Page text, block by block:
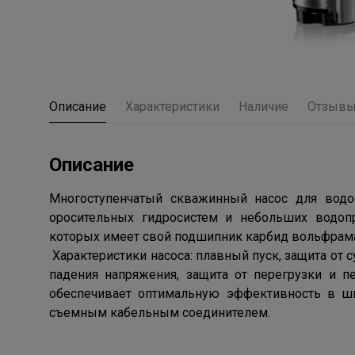
Описание Характеристики Наличие Отзывы
Описание
Многоступенчатый скважинный насос для
оросительных гидросистем и небольших
которых имеет свой подшипник карбид
Характеристики насоса: плавный пуск, защита
падения напряжения, защита от перегрузки и
обеспечивает оптимальную эффективность в
съемным кабельным соединителем.